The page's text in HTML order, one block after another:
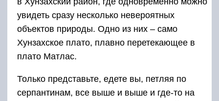
увидеть сразу несколько невероятных
объектов природы. Одно из них – само
Хунзахское плато, плавно перетекающее в
плато Матлас.
Только представьте, едете вы, петляя по
серпантинам, все выше и выше и где-то на